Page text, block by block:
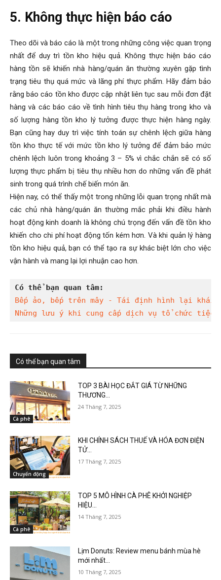
5. Không thực hiện báo cáo
Theo dõi và báo cáo là một trong những công việc quan trọng
nhất để duy trì tồn kho hiệu quả. Không thực hiện báo cáo
hàng tồn sẽ khiến nhà hàng/quán ăn thường xuyên gặp tình
trạng tiêu thụ quá mức và lãng phí thực phẩm. Hãy đảm bảo
rằng báo cáo tồn kho được cập nhật liên tục sau mỗi đơn đặt
hàng và các báo cáo về tình hình tiêu thụ hàng trong kho và
số lượng hàng tồn kho lý tưởng được thực hiện hàng ngày.
Bạn cũng hay duy trì việc tính toán sự chênh lệch giữa hàng
tồn kho thực tế với mức tồn kho lý tưởng để đảm bảo mức
chênh lệch luôn trong khoảng 3 – 5% vì chắc chắn sẽ có số
lượng thực phẩm bị tiêu thụ nhiều hơn do những vấn đề phát
sinh trong quá trình chế biến món ăn.
Hiện nay, có thể thấy một trong những lỗi quan trọng nhất mà
các chủ nhà hàng/quán ăn thường mắc phải khi điều hành
hoạt động kinh doanh là không chú trọng đến vấn đề tồn kho
khiến cho chi phí hoạt động tốn kém hơn. Và khi quản lý hàng
tồn kho hiệu quả, bạn có thể tạo ra sự khác biệt lớn cho việc
vận hành và mang lại lợi nhuận cao hơn.
Có thể bạn quan tâm:
Bếp ảo, bếp trên mây - Tái định hình lại khái
Những lưu ý khi cung cấp dịch vụ tổ chức tiệc
Có thể bạn quan tâm
Cà phê
TOP 3 BÀI HỌC ĐẮT GIÁ TỪ NHỮNG
THƯƠNG...
24 Tháng 7, 2025
Chuyển động
KHI CHÍNH SÁCH THUẾ VÀ HÓA ĐƠN ĐIỆN
TỬ...
17 Tháng 7, 2025
Cà phê
TOP 5 MÔ HÌNH CÀ PHÊ KHỞI NGHIỆP
HIỆU...
14 Tháng 7, 2025
Lịm Donuts: Review menu bánh mùa hè
mới nhất...
10 Tháng 7, 2025